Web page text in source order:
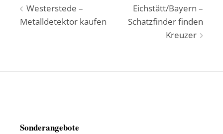
Beitragsnavigation
Westerstede –
Metalldetektor kaufen
Eichstätt/Bayern –
Schatzfinder finden
Kreuzer
Sonderangebote